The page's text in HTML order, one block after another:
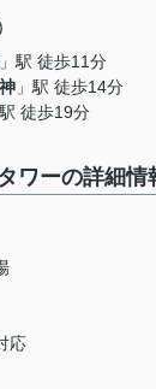
」駅 徒歩11分
」駅 徒歩14分
駅 徒歩19分
ワーの詳細情
応